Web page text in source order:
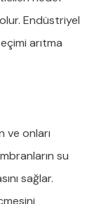
Endüstriyel
arıtma
ve onları
su
sağlar.